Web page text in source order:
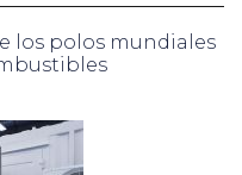
los polos mundiales